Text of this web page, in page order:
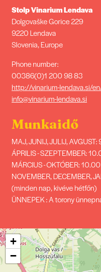
Stolp Vinarium Lendava
Dolgovaške Gorice 229
9220 Lendava
Slovenia, Europe
Phone number:
00386(0)1 200 98 83
http://vinarium-lendava.si/
info@vinarium-lendava.si
Munkaidő
MAJ, JUNIJ, JULIJ,
ÁPRILIS - SZEPTEMBER:
MÁRCIUS - OKTÓBER:
NOVEMBER, DECEMBER,
(minden nap, kivéve hétfőn)
ÜNNEPEK:A torony
+
−